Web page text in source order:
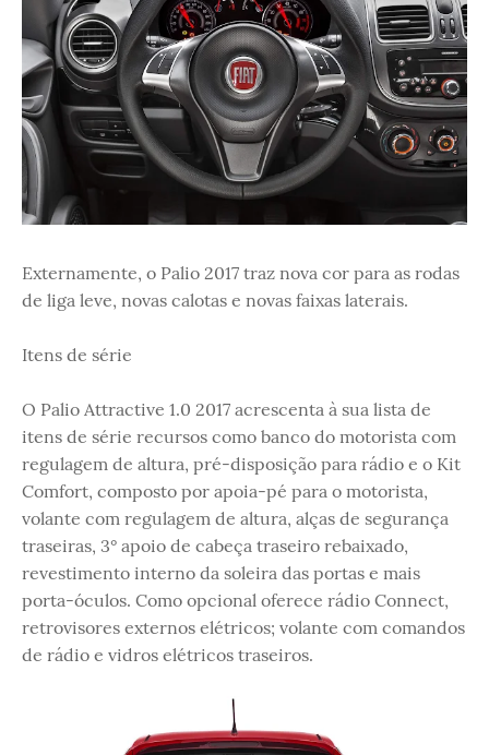
Externamente, o Palio 2017 traz nova cor para as rodas
de liga leve, novas calotas e novas faixas laterais.
Itens de série
O Palio Attractive 1.0 2017 acrescenta à sua lista de
itens de série recursos como banco do motorista com
regulagem de altura, pré-disposição para rádio e o Kit
Comfort, composto por apoia-pé para o motorista,
volante com regulagem de altura, alças de segurança
traseiras, 3° apoio de cabeça traseiro rebaixado,
revestimento interno da soleira das portas e mais
porta-óculos. Como opcional oferece rádio Connect,
retrovisores externos elétricos; volante com comandos
de rádio e vidros elétricos traseiros.